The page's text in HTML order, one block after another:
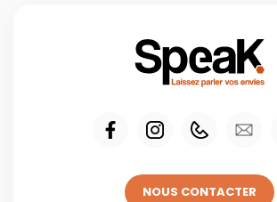
NOUS CONTACTER